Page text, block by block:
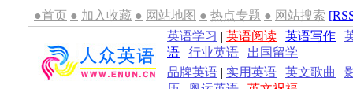
●首页 ● 加入收藏 ● 网站地图 ● 热点专题 ● 网站搜索
英语学习 | 英语阅读 | 英语写作 |
语 | 行业英语 | 出国留学
品牌英语 | 实用英语 | 英文歌曲 |